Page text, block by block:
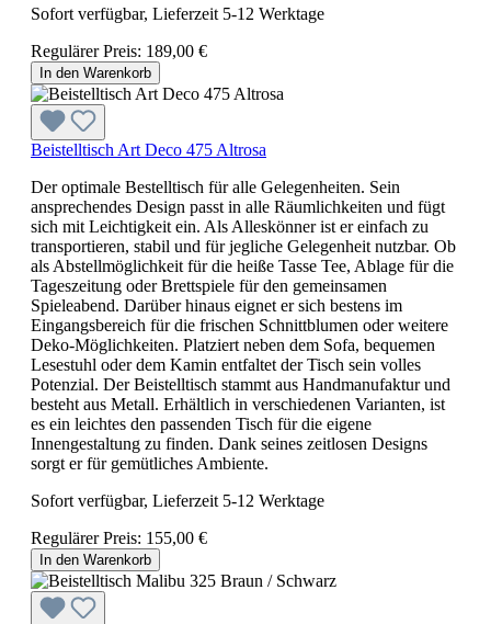
Sofort verfügbar, Lieferzeit 5-12 Werktage
Regulärer Preis: 189,00 €
In den Warenkorb
Beistelltisch Art Deco 475 Altrosa
Der optimale Bestelltisch für alle Gelegenheiten. Sein
ansprechendes Design passt in alle Räumlichkeiten und fügt
sich mit Leichtigkeit ein. Als Alleskönner ist er einfach zu
transportieren, stabil und für jegliche Gelegenheit nutzbar. Ob
als Abstellmöglichkeit für die heiße Tasse Tee, Ablage für die
Tageszeitung oder Brettspiele für den gemeinsamen
Spieleabend. Darüber hinaus eignet er sich bestens im
Eingangsbereich für die frischen Schnittblumen oder weitere
Deko-Möglichkeiten. Platziert neben dem Sofa, bequemen
Lesestuhl oder dem Kamin entfaltet der Tisch sein volles
Potenzial. Der Beistelltisch stammt aus Handmanufaktur und
besteht aus Metall. Erhältlich in verschiedenen Varianten, ist
es ein leichtes den passenden Tisch für die eigene
Innengestaltung zu finden. Dank seines zeitlosen Designs
sorgt er für gemütliches Ambiente.
Sofort verfügbar, Lieferzeit 5-12 Werktage
Regulärer Preis: 155,00 €
In den Warenkorb